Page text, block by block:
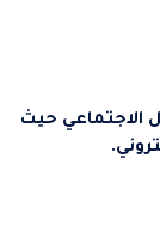
الاجتماعي حيث